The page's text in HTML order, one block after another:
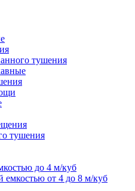
тушения
тушения
до 4 м/куб
емкостью от 4 до 8 м/куб